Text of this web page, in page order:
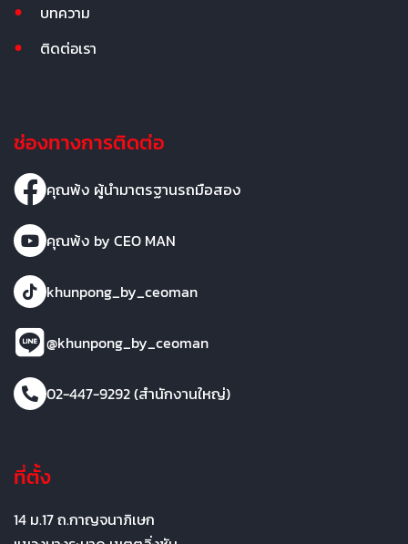
บทความ
ติดต่อเรา
ช่องทางการติดต่อ
คุณพ้ง ผู้นำมาตรฐานรถมือสอง
คุณพ้ง by CEO MAN
khunpong_by_ceoman
@khunpong_by_ceoman
02-447-9292 (สำนักงานใหญ่)
ที่ตั้ง
14 ม.17 ถ.กาญจนาภิเษก